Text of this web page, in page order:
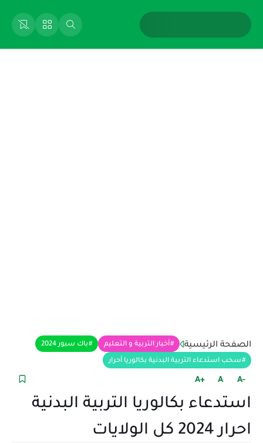
الصفحة الرئيسية أخبار التربية و التعليم باك سبور 2024
سحب استدعاء التربية البدنية بكالوريا أحرار
+A A -A
استدعاء بكالوريا التربية البدنية
احرار 2024 كل الولايات